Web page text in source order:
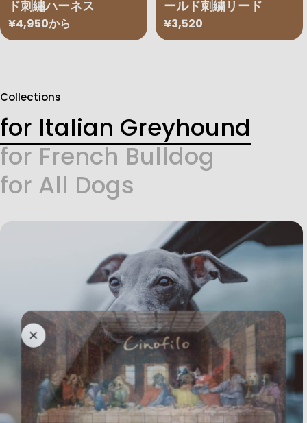
ド刺繡ハーネス
通
常
¥4,950から
ールド刺繍リード
通
常
¥3,520
Collections
for Italian Greyhound
for French Bulldog
for All Dogs